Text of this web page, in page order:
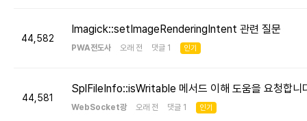
44,582
Imagick::setImageRenderingIntent 관련 질문
PWA전도사 오래 전 댓글 1 인기
44,581
SplFileInfo::isWritable 메서드 이해 도움을 요청합니
WebSocket광 오래 전 댓글 1 인기